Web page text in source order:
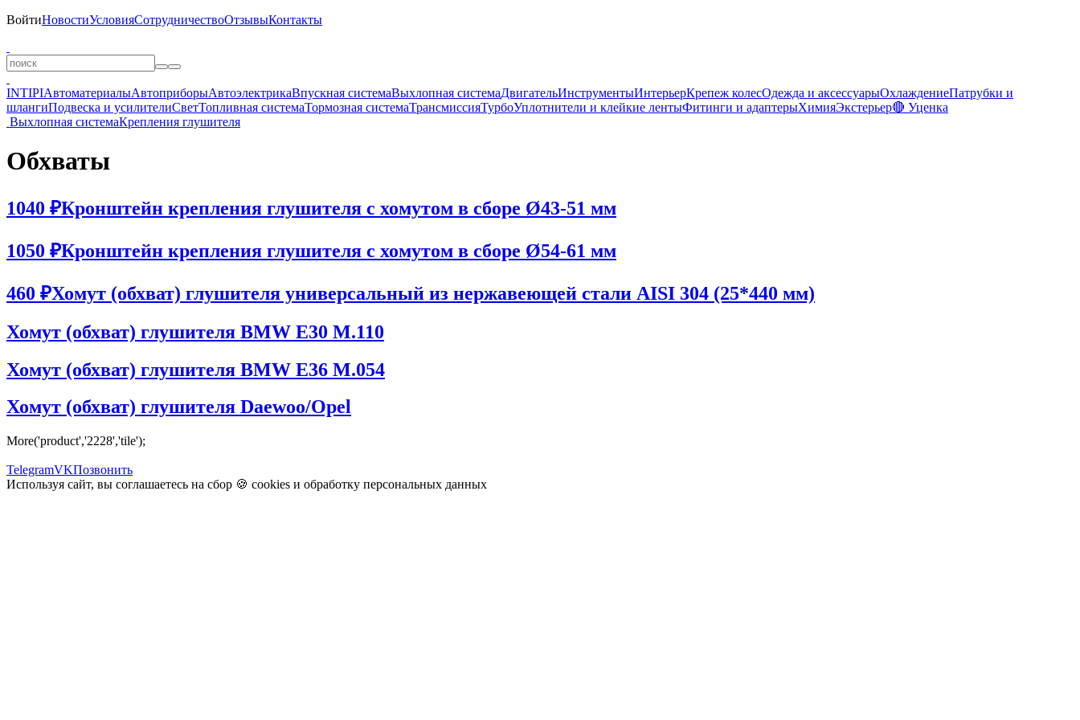
ВойтиНовостиУсловияСотрудничествоОтзывыКонтакты
INTIPIАвтоматериалыАвтоприборыАвтоэлектрикаВпускная системаВыхлопная системаДвигательИнструментыИнтерьерКрепеж колесОдежда и аксессуарыОхлаждениеПатрубки и
шлангиПодвеска и усилителиСветТопливная системаТормозная системаТрансмиссияТурбоУплотнители и клейкие лентыФитинги и адаптерыХимияЭкстерьер🔴 Уценка
Выхлопная системаКрепления глушителя
Обхваты
1040 ₽Кронштейн крепления глушителя с хомутом в сборе Ø43-51 мм
1050 ₽Кронштейн крепления глушителя с хомутом в сборе Ø54-61 мм
460 ₽Хомут (обхват) глушителя универсальный из нержавеющей стали AISI 304 (25*440 мм)
Хомут (обхват) глушителя BMW E30 M.110
Хомут (обхват) глушителя BMW E36 M.054
Хомут (обхват) глушителя Daewoo/Opel
More('product','2228','tile');
TelegramVKПозвонить
Используя сайт, вы соглашаетесь на сбор 🍪 cookies и обработку персональных данных